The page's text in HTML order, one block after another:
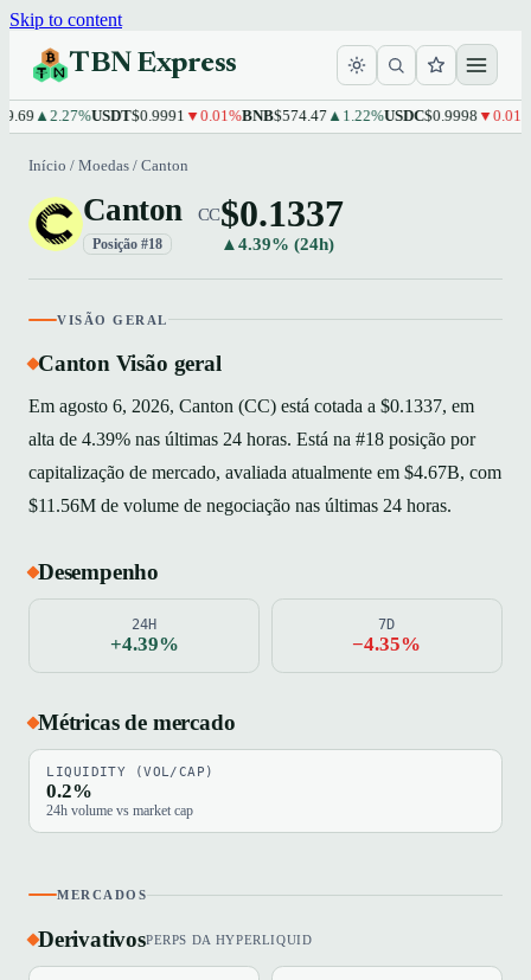
Skip to content
TBN Express
▲2.27%USDT$0.9991▼0.01%BNB$574.47▲1.22%USDC$0.9998▼0.01%
Início / Moedas / Canton
Canton CC
Posição #18
$0.1337
▲4.39% (24h)
VISÃO GERAL
Canton Visão geral
Em agosto 6, 2026, Canton (CC) está cotada a $0.1337, em
alta de 4.39% nas últimas 24 horas. Está na #18 posição por
capitalização de mercado, avaliada atualmente em $4.67B, com
$11.56M de volume de negociação nas últimas 24 horas.
Desempenho
24H
+4.39%
7D
−4.35%
Métricas de mercado
LIQUIDITY (VOL/CAP)
0.2%
24h volume vs market cap
MERCADOS
DerivativosPERPS DA HYPERLIQUID